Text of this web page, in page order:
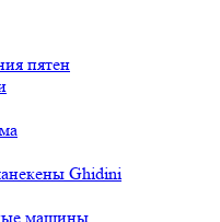
пятен
Ghidini
машины